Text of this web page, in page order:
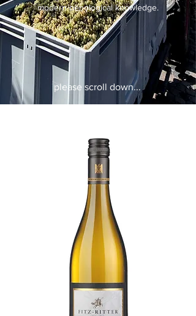
modern oenological knowledge.
please scroll down...